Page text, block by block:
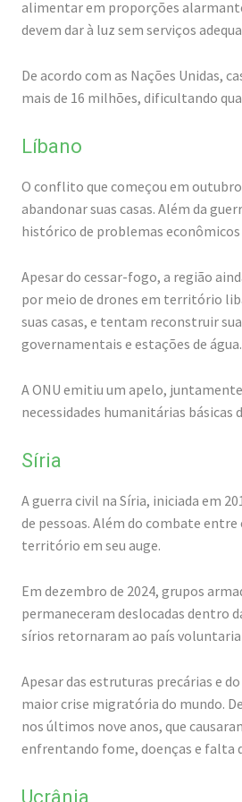
alimentar em proporções
devem dar à luz sem serviços
De acordo com as Nações Unidas,
mais de 16 milhões, dificultando
Líbano
O conflito que começou em
abandonar suas casas. Além da
histórico de problemas
Apesar do cessar-fogo, a região
por meio de drones em território
suas casas, e tentam reconstruir
governamentais e estações de água.
A ONU emitiu um apelo,
necessidades humanitárias
Síria
A guerra civil na Síria, iniciada em
de pessoas. Além do combate
território em seu auge.
Em dezembro de 2024, grupos
permaneceram deslocadas dentro
sírios retornaram ao país
Apesar das estruturas precárias e
maior crise migratória do mundo.
nos últimos nove anos, que
enfrentando fome, doenças e falta
Ucrânia